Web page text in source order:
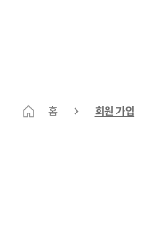
홈 회원 가입